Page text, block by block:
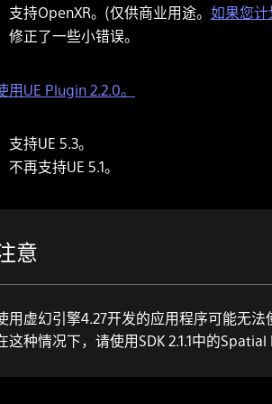
支持OpenXR。(仅供商业用途。 如果您
修正了一些小错误。
用UE Plugin 2.2.0。
支持UE 5.3。
不再支持UE 5.1。
意
用虚幻引擎4.27开发的应用程序可能无
这种情况下，请使用SDK 2.1.1中的